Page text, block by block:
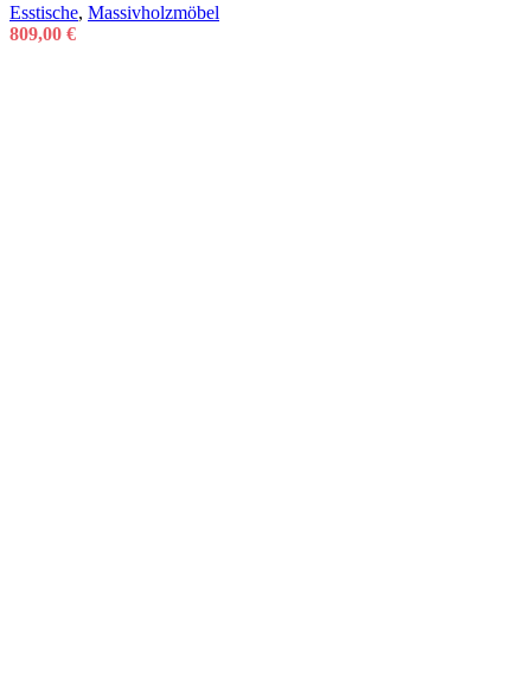
Esstische, Massivholzmöbel
809,00 €